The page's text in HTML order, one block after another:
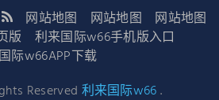
网站地图 网站地图
网站地图
版
利来国际w66手机版入口
际w66APP下载
Reserved 利来国际w66.